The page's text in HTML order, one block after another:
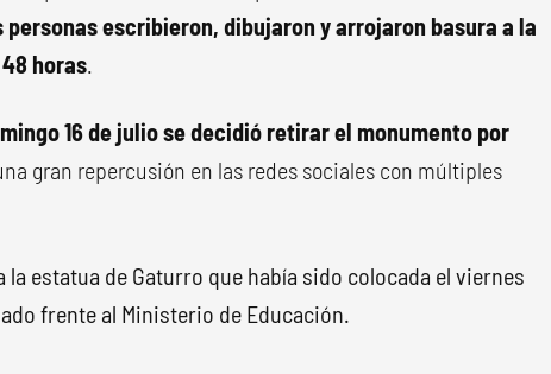
personas escribieron, dibujaron y arrojaron basura a la
horas.
16 de julio se decidió retirar el monumento por
gran repercusión en las redes sociales con múltiples
estatua de Gaturro que había sido colocada el viernes
frente al Ministerio de Educación.